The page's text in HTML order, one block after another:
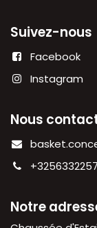
Suivez-nous
Facebook
Instagram
Nous
+3256332257
Notre